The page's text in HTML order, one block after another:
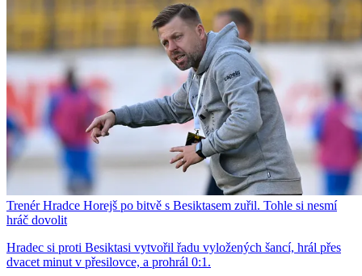
Trenér Hradce Horejš po bitvě s Besiktasem zuřil. Tohle si nesmí
hráč dovolit
Hradec si proti Besiktasi vytvořil řadu vyložených šancí, hrál přes
dvacet minut v přesilovce, a prohrál 0:1.